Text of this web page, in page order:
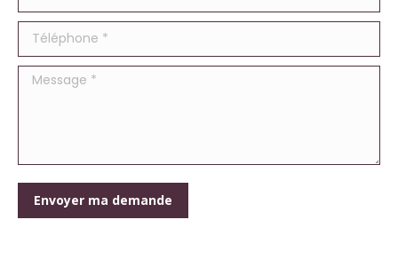
Téléphone *
Message *
Envoyer ma demande